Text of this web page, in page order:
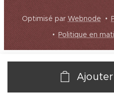
Optimisé parWebnode
Politique en